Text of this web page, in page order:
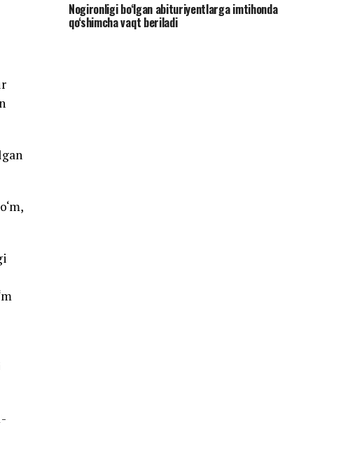
Nogironligi bo‘lgan abituriyentlarga imtihonda
qo‘shimcha vaqt beriladi